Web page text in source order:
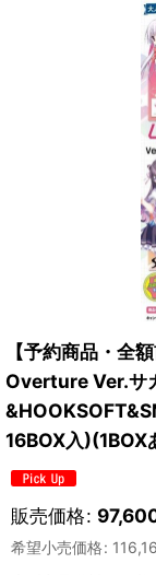
【予約商品・全
Overture Ver.サ
16BOX入
販売価格:
希望小売価格: